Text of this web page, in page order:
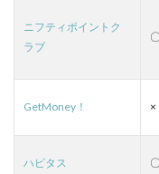
ニフティポイントク
ラブ
GetMoney！ ×
ハピタス